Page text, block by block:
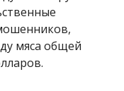
мяса общей